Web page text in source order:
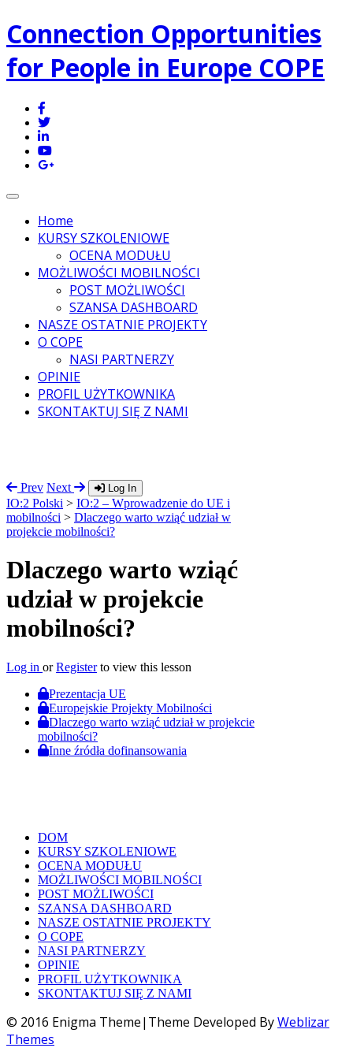
Connection Opportunities
for People in Europe COPE
Toggle navigation
Home
KURSY SZKOLENIOWE
OCENA MODUŁU
MOŻLIWOŚCI MOBILNOŚCI
POST MOŻLIWOŚCI
SZANSA DASHBOARD
NASZE OSTATNIE PROJEKTY
O COPE
NASI PARTNERZY
OPINIE
PROFIL UŻYTKOWNIKA
SKONTAKTUJ SIĘ Z NAMI
Prev Next Log In
IO:2 Polski > IO:2 – Wprowadzenie do UE i
mobilności > Dlaczego warto wziąć udział w
projekcie mobilności?
Dlaczego warto wziąć
udział w projekcie
mobilności?
Log in orRegisterto view this lesson
Prezentacja UE
Europejskie Projekty Mobilności
Dlaczego warto wziąć udział w projekcie
mobilności?
Inne źródła dofinansowania
DOM
KURSY SZKOLENIOWE
OCENA MODUŁU
MOŻLIWOŚCI MOBILNOŚCI
POST MOŻLIWOŚCI
SZANSA DASHBOARD
NASZE OSTATNIE PROJEKTY
O COPE
NASI PARTNERZY
OPINIE
PROFIL UŻYTKOWNIKA
SKONTAKTUJ SIĘ Z NAMI
© 2016 Enigma Theme|Theme Developed ByWeblizar
Themes